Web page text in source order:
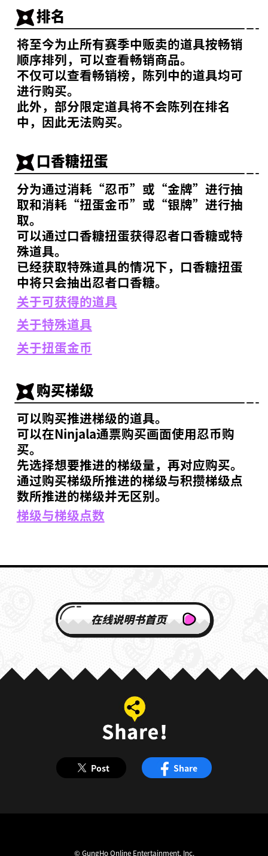
排名
将至今为止所有赛季中贩卖的道具按畅销
顺序排列，可以查看畅销商品。
不仅可以查看畅销榜，陈列中的道具均可
进行购买。
此外，部分限定道具将不会陈列在排名
中，因此无法购买。
口香糖扭蛋
分为通过消耗“忍币”或“金牌”进行抽
取和消耗“扭蛋金币”或“银牌”进行抽
取。
可以通过口香糖扭蛋获得忍者口香糖或特
殊道具。
已经获取特殊道具的情况下，口香糖扭蛋
中将只会抽出忍者口香糖。
关于可获得的道具
关于特殊道具
关于扭蛋金币
购买梯级
可以购买推进梯级的道具。
可以在Ninjala通票购买画面使用忍币购
买。
先选择想要推进的梯级量，再对应购买。
通过购买梯级所推进的梯级与积攒梯级点
数所推进的梯级并无区别。
梯级与梯级点数
在线说明书首页
Post Share
© GungHo Online Entertainment, Inc.